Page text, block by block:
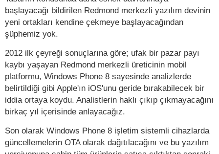
başlayacağı bildirilen Redmond merkezli yazılım devinin
yeni ortakları kendine çekmeye başlayacağından
şüphemiz yok.
2012 ilk çeyreği sonuçlarına göre; ufak bir pazar payı
kaybı yaşayan Redmond merkezli üreticinin mobil
platformu, Windows Phone 8 sayesinde analizlerde
belirtildiği gibi Apple'ın iOS'unu geride bırakabilecek bir
iddia ortaya koydu. Analistlerin haklı çıkıp çıkmayacağını
birkaç yıl içerisinde anlayacağız.
Son olarak Windows Phone 8 işletim sistemli cihazlarda
güncellemelerin OTA olarak dağıtılacağını ve bu yazılım